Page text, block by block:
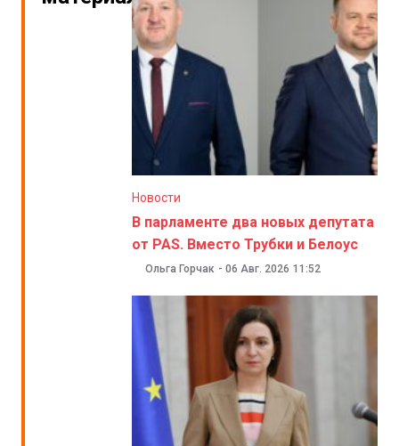
Новости
В парламенте два новых депутата
от PAS. Вместо Трубки и Белоус
Ольга Горчак - 06 Авг. 2026 11:52